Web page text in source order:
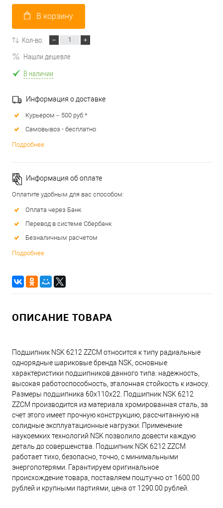
В корзину
Кол-во:
Нашли дешевле
В наличии
Информация о доставке
Курьером – 500 руб.*
Самовывоз - бесплатно
Подробнее
Информация об оплате
Оплатите удобным для вас способом:
Оплата через Банк
Перевод в системе Сбербанк
Безналичным расчетом
Подробнее
ОПИСАНИЕ ТОВАРА
Подшипник NSK 6212 ZZCM относится к типу радиальные
однорядные шариковые бренда NSK, основные
характеристики подшипников данного типа: надежность,
высокая работоспособность, эталонная стойкость к износу.
Размеры подшипника 60x110x22. Подшипник NSK 6212
ZZCM производится из материала хромированная сталь, за
счет этого имеет прочную конструкцию, рассчитанную на
солидные эксплуатационные нагрузки. Применение
наукоемких технологий NSK позволило довести каждую
деталь до совершенства. Подшипник NSK 6212 ZZCM
работает тихо, безопасно, точно, с минимальными
энергопотерями. Гарантируем оригинальное
происхождение товара, поставляем поштучно от 1600.00
рублей и крупными партиями, цена от 1290.00 рублей.